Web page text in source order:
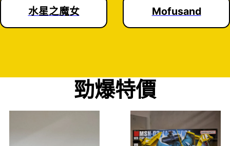
水星之魔女 Mofusand
勁爆特價